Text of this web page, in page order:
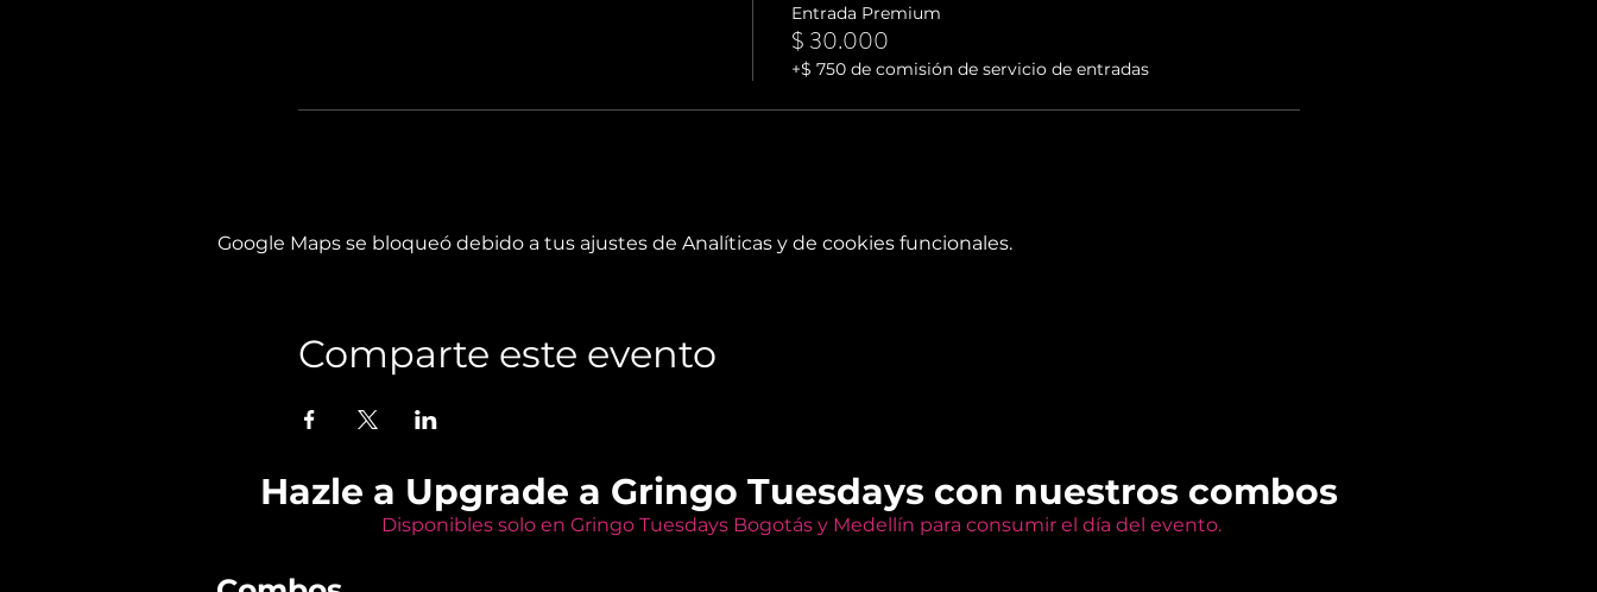
Entrada Premium
$ 30.000
+$ 750 de comisión de servicio de entradas
Google Maps se bloqueó debido a tus ajustes de Analíticas y de cookies funcionales.
Comparte este evento
Hazle a Upgrade a Gringo Tuesdays con nuestros combos
Disponibles solo en Gringo Tuesdays Bogotás y Medellín para consumir el día del evento.